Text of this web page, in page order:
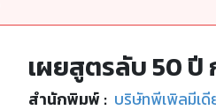
เผยสูตรลับ 50
สำนักพิมพ์ : บริษัทพีเพิลมีเดี